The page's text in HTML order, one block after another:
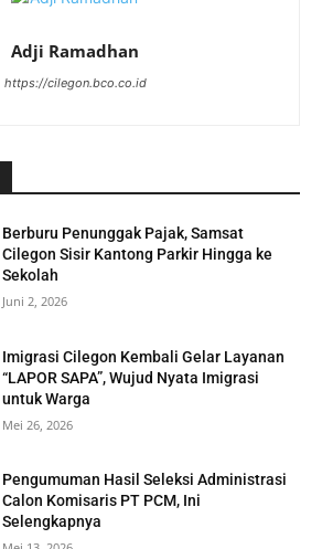
Adji Ramadhan
https://cilegon.bco.co.id
Berburu Penunggak Pajak, Samsat
Cilegon Sisir Kantong Parkir Hingga ke
Sekolah
Juni 2, 2026
Imigrasi Cilegon Kembali Gelar Layanan
“LAPOR SAPA”, Wujud Nyata Imigrasi
untuk Warga
Mei 26, 2026
Pengumuman Hasil Seleksi Administrasi
Calon Komisaris PT PCM, Ini
Selengkapnya